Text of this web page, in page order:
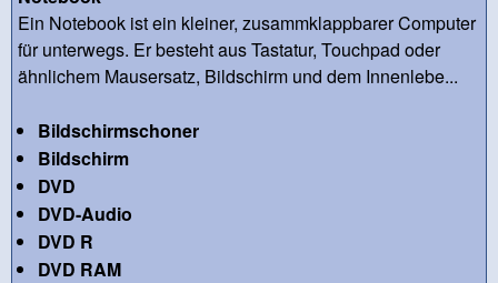
Ein Notebook ist ein kleiner, zusammklappbarer Computer
für unterwegs. Er besteht aus Tastatur, Touchpad oder
ähnlichem Mausersatz, Bildschirm und dem Innenlebe...
Bildschirmschoner
Bildschirm
DVD
DVD-Audio
DVD R
DVD RAM